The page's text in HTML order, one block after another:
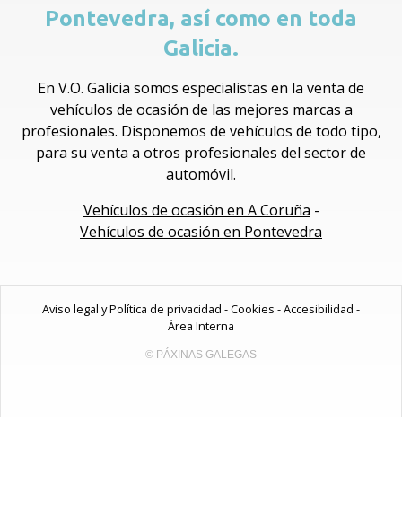
Pontevedra, así como en toda
Galicia.
En V.O. Galicia somos especialistas en la venta de
vehículos de ocasión de las mejores marcas a
profesionales. Disponemos de vehículos de todo tipo,
para su venta a otros profesionales del sector de
automóvil.
Vehículos de ocasión en A Coruña -
Vehículos de ocasión en Pontevedra
Aviso legal y Política de privacidad -Cookies -Accesibilidad -
Área Interna
© PÁXINAS GALEGAS